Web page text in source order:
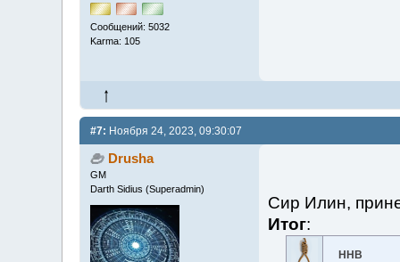
Сообщений: 5032
Karma: 105
#7: Ноября 24, 2023, 09:30:07
Drusha
GM
Darth Sidius (Superadmin)
Сир Илин,
Итог:
ННВ